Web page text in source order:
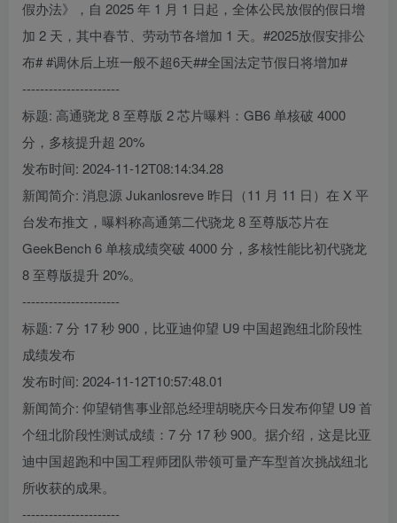
假办法》，自 2025 年 1 月 1 日起，全体公民放假的假日增
加 2 天，其中春节、劳动节各增加 1 天。#2025放假安排公
布# #调休后上班一般不超6天##全国法定节假日将增加#
----------------------
标题: 高通骁龙 8 至尊版 2 芯片曝料：GB6 单核破 4000
分，多核提升超 20%
发布时间: 2024-11-12T08:14:34.28
新闻简介: 消息源 Jukanlosreve 昨日（11 月 11 日）在 X 平
台发布推文，曝料称高通第二代骁龙 8 至尊版芯片在
GeekBench 6 单核成绩突破 4000 分，多核性能比初代骁龙
8 至尊版提升 20%。
----------------------
标题: 7 分 17 秒 900，比亚迪仰望 U9 中国超跑纽北阶段性
成绩发布
发布时间: 2024-11-12T10:57:48.01
新闻简介: 仰望销售事业部总经理胡晓庆今日发布仰望 U9 首
个纽北阶段性测试成绩：7 分 17 秒 900。据介绍，这是比亚
迪中国超跑和中国工程师团队带领可量产车型首次挑战纽北
所收获的成果。
----------------------